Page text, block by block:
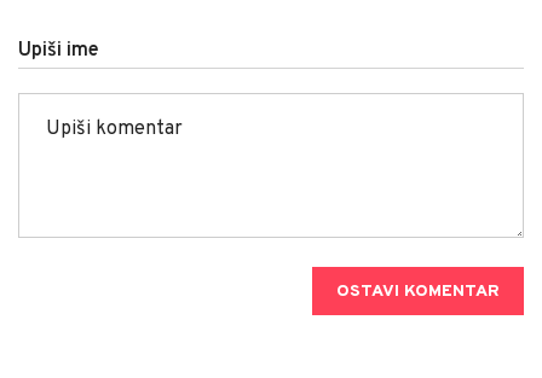
Upiši ime
OSTAVI KOMENTAR